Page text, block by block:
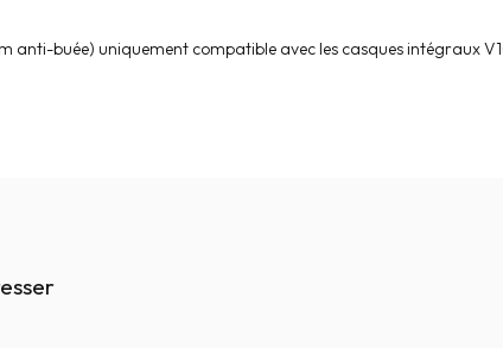
anti-buée) uniquement compatible avec les casques intégraux